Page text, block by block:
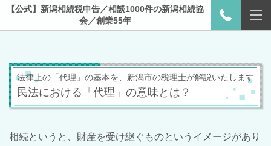
【公式】新潟相続税申告／相談1000件の新潟相続協
会／創業55年
法律上の「代理」の基本を、新潟市の税理士が解説いたします
民法における「代理」の意味とは？
相続というと、財産を受け継ぐものというイメージがあり